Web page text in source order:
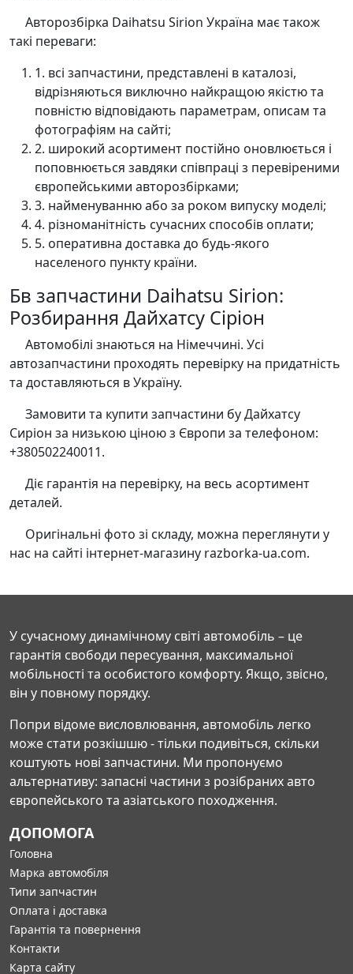
Авторозбірка Daihatsu Sirion Україна має також
такі переваги:
1. всі запчастини, представлені в каталозі,
відрізняються виключно найкращою якістю та
повністю відповідають параметрам, описам та
фотографіям на сайті;
2. широкий асортимент постійно оновлюється і
поповнюється завдяки співпраці з перевіреними
європейськими авторозбірками;
3. найменуванню або за роком випуску моделі;
4. різноманітність сучасних способів оплати;
5. оперативна доставка до будь-якого
населеного пункту країни.
Бв запчастини Daihatsu Sirion:
Розбирання Дайхатсу Сіріон
Автомобілі знаються на Німеччині. Усі
автозапчастини проходять перевірку на придатність
та доставляються в Україну.
Замовити та купити запчастини бу Дайхатсу
Сиріон за низькою ціною з Європи за телефоном:
+380502240011.
Діє гарантія на перевірку, на весь асортимент
деталей.
Оригінальні фото зі складу, можна переглянути у
нас на сайті інтернет-магазину razborka-ua.com.
У сучасному динамічному світі автомобіль – це
гарантія свободи пересування, максимальної
мобільності та особистого комфорту. Якщо, звісно,
він у повному порядку.
Попри відоме висловлювання, автомобіль легко
може стати розкішшю - тільки подивіться, скільки
коштують нові запчастини. Ми пропонуємо
альтернативу: запасні частини з розібраних авто
європейського та азіатського походження.
ДОПОМОГА
Головна
Марка автомобіля
Типи запчастин
Оплата і доставка
Гарантія та повернення
Контакти
Карта сайту